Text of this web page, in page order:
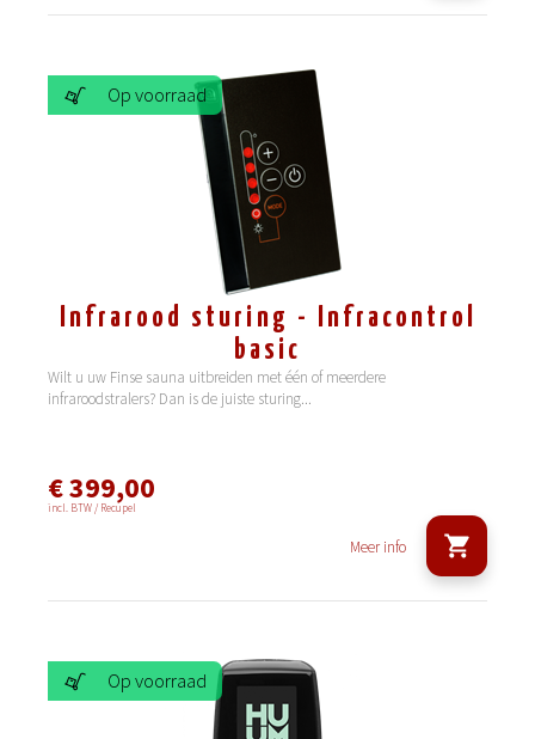
Op voorraad
Infrarood sturing - Infracontrol
basic
Wilt u uw Finse sauna uitbreiden met één of meerdere
infraroodstralers? Dan is de juiste sturing...
€ 399,00
incl. BTW / Recupel
Meer info
Op voorraad